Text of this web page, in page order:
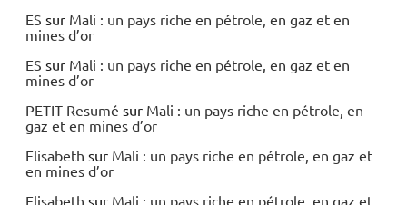
ES sur Mali : un pays riche en pétrole, en gaz et en
mines d’or
ES sur Mali : un pays riche en pétrole, en gaz et en
mines d’or
PETIT Resumé sur Mali : un pays riche en pétrole, en
gaz et en mines d’or
Elisabeth sur Mali : un pays riche en pétrole, en gaz et
en mines d’or
Elisabeth sur Mali : un pays riche en pétrole, en gaz et